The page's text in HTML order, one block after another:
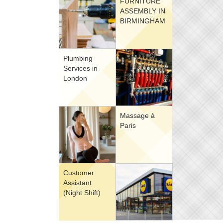
ASSEMBLY IN
BIRMINGHAM
Plumbing
Services in
London
Massage à
Paris
Customer
Assistant
(Night Shift)